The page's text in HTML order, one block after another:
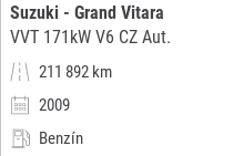
Suzuki - Grand Vitara
VVT 171kW V6 CZ Aut.
211 892 km
2009
Benzín